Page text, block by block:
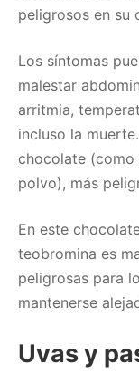
peligrosos en su
Los síntomas
malestar
arritmia,
incluso la
chocolate
polvo), más
En este
teobromina es
peligrosas para
mantenerse
Uvas y